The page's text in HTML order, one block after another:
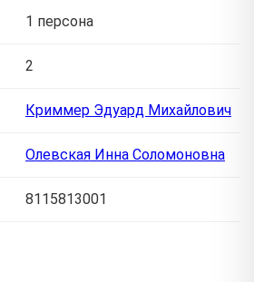
1 персона
2
Криммер Эдуард Михайлович
Олевская Инна Соломоновна
8115813001